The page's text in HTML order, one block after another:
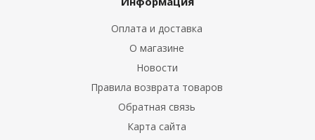
Оплата и доставка
О магазине
Новости
Правила возврата товаров
Обратная связь
Карта сайта